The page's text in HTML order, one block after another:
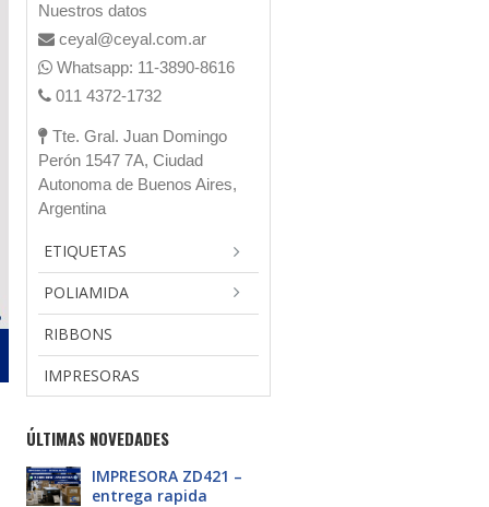
Nuestros datos
ceyal@ceyal.com.ar
Whatsapp: 11-3890-8616
011 4372-1732
Tte. Gral. Juan Domingo
Perón 1547 7A, Ciudad
Autonoma de Buenos Aires,
Argentina
ETIQUETAS
POLIAMIDA
RIBBONS
IMPRESORAS
ÚLTIMAS NOVEDADES
IMPRESORA ZD421 –
entrega rapida